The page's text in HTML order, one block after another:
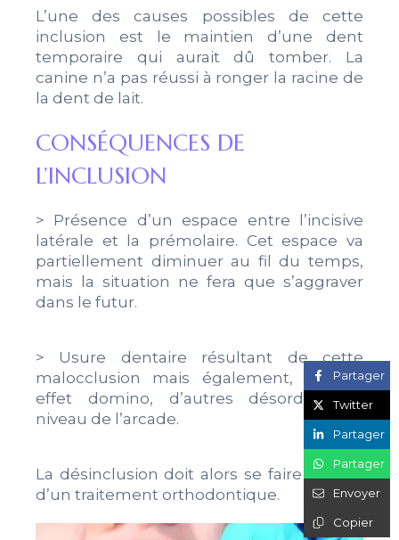
L’une des causes possibles de cette
inclusion est le maintien d’une dent
temporaire qui aurait dû tomber. La
canine n’a pas réussi à ronger la racine de
la dent de lait.
CONSÉQUENCES DE
L’INCLUSION
> Présence d’un espace entre l’incisive
latérale et la prémolaire. Cet espace va
partiellement diminuer au fil du temps,
mais la situation ne fera que s’aggraver
dans le futur.
> Usure dentaire résultant de cette
malocclusion mais également, par un
effet domino, d’autres désordres au
niveau de l’arcade.
La désinclusion doit alors se faire à l’aide
d’un traitement orthodontique.
Partager
Twitter
Partager
Partager
Envoyer
Copier